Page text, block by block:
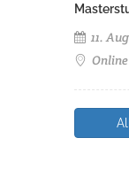
11.
Online